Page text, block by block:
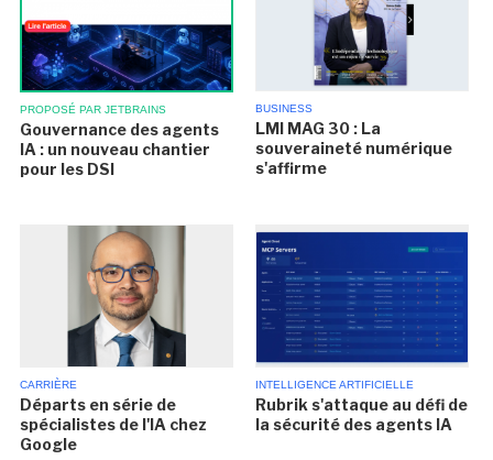
PROPOSÉ PAR JETBRAINS
Gouvernance des agents
IA : un nouveau chantier
pour les DSI
BUSINESS
LMI MAG 30 : La
souveraineté numérique
s'affirme
CARRIÈRE
Départs en série de
spécialistes de l'IA chez
Google
INTELLIGENCE ARTIFICIELLE
Rubrik s'attaque au défi de
la sécurité des agents IA